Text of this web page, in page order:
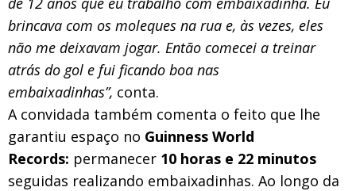
brincava com os moleques na rua e, às vezes, eles
não me deixavam jogar. Então comecei a treinar
atrás do gol e fui ficando boa nas
embaixadinhas”, conta.
A convidada também comenta o feito que lhe
garantiu espaço no Guinness World
Records: permanecer 10 horas e 22 minutos
seguidas realizando embaixadinhas. Ao longo da